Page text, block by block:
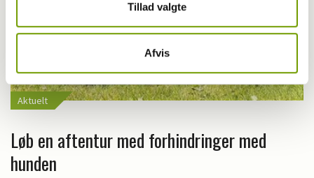
Tillad valgte
Afvis
Aktuelt
Løb en aftentur med forhindringer med
hunden